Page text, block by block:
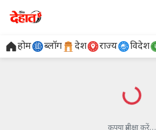
होम ब्लॉग देश राज्य विदेश
लोड हो रहा है…